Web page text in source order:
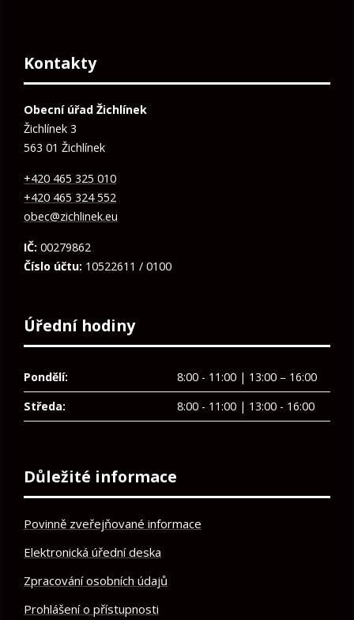
Kontakty
Obecní úřad Žichlínek
Žichlínek 3
563 01 Žichlínek
+420 465 325 010
+420 465 324 552
obec@zichlinek.eu
IČ: 00279862
Číslo účtu: 10522611 / 0100
Úřední hodiny
Pondělí:
8:00 - 11:00 | 13:00 – 16:00
Středa:
8:00 - 11:00 | 13:00 - 16:00
Důležité informace
Povinně zveřejňované informace
Elektronická úřední deska
Zpracování osobních údajů
Prohlášení o přístupnosti